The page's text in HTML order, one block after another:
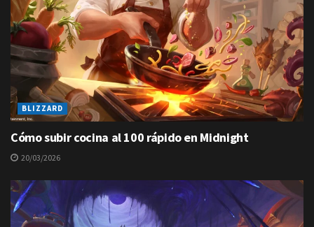
BLIZZARD
Cómo subir cocina al 100 rápido en Midnight
20/03/2026